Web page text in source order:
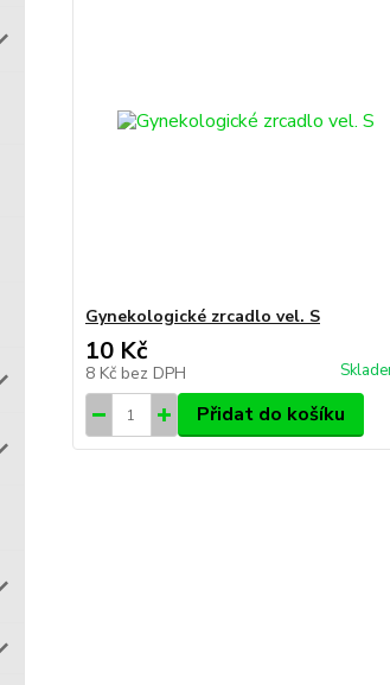
Gynekologické zrcadlo vel. S
10 Kč
8 Kč bez DPH
Přidat do košíku